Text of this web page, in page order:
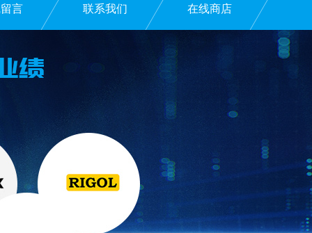
言 联系我们 在线商店